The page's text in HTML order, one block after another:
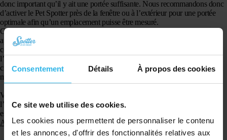
Consentement Détails À propos des cookies
Ce site web utilise des cookies.
Les cookies nous permettent de personnaliser le contenu
et les annonces, d'offrir des fonctionnalités relatives aux
donc important qu’il y ait une portée suffisante. Nous recommandons donc
d’activer le Pet Spotter près de la fenêtre ou à l’extérieur pour une portée
optimale afin qu’un emplacement puisse être mesuré.
Connectez-vous maintenant à votre compte en ligne, après quoi un écran
apparaîtra vous demandant d’entrer votre code Spotter. Ici, vous entrez le
code Spotter qui se trouve sur la carte dans l’emballage. Vous passez par
l’assistant d’installation et choisissez pour combien de mois vous souhaitez
créditer le Spotter. Si l’assistant a été exécuté avec succès, le Pet Spotter est
maintenant actif !
Vous pouvez également consulter les données en déplacement via
l’application Spotter pour Smartphones et Tablettes. L’application Spotter
est compatible avec iOS et Android, que vous pouvez télécharger dans l’
Appstore(iOS) et Playstore(Android).